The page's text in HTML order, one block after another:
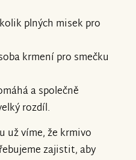
plných misek pro
krmení pro smečku
a společně
rozdíl.
už víme, že krmivo
zajistit, aby